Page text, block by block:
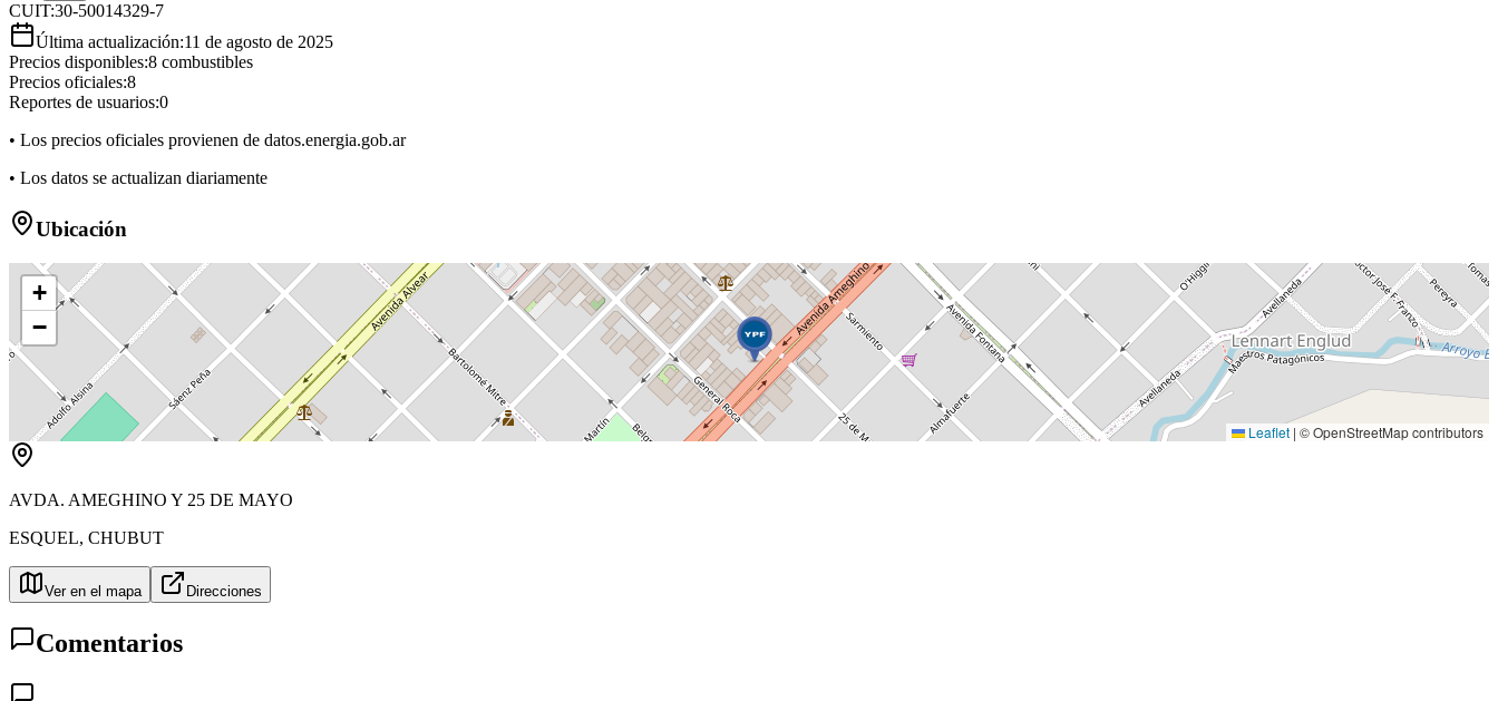
CUIT:30-50014329-7
Última actualización:11 de agosto de 2025
Precios disponibles:8 combustibles
Precios oficiales:8
Reportes de usuarios:0
• Los precios oficiales provienen de datos.energia.gob.ar
• Los datos se actualizan diariamente
Ubicación
+
−
Leaflet | © OpenStreetMap contributors
AVDA. AMEGHINO Y 25 DE MAYO
ESQUEL, CHUBUT
Ver en el mapa Direcciones
Comentarios